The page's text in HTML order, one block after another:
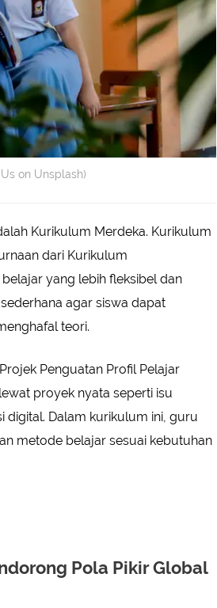
on Unsplash)
Kurikulum Merdeka. Kurikulum
dari Kurikulum
yang lebih fleksibel dan
agar siswa dapat
teori.
Penguatan Profil Pelajar
proyek nyata seperti isu
digital. Dalam kurikulum ini, guru
metode belajar sesuai kebutuhan
Pola Pikir Global